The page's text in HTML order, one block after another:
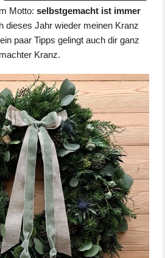
Motto:selbstgemacht ist immer
dieses Jahr wieder meinen Kranz
paar Tipps gelingt auch dir ganz
Kranz.